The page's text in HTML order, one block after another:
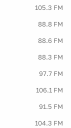
105.3 FM
88.8 FM
88.6 FM
88.3 FM
97.7 FM
106.1 FM
91.5 FM
104.3 FM